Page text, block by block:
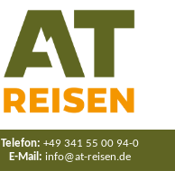
Telefon: +49 341 55 00 94-0
E-Mail: info@at-reisen.de